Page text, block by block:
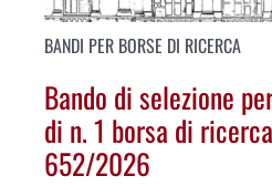
BANDI PER BORSE DI RICERCA
Bando di selezione
di n. 1 borsa di
652/2026